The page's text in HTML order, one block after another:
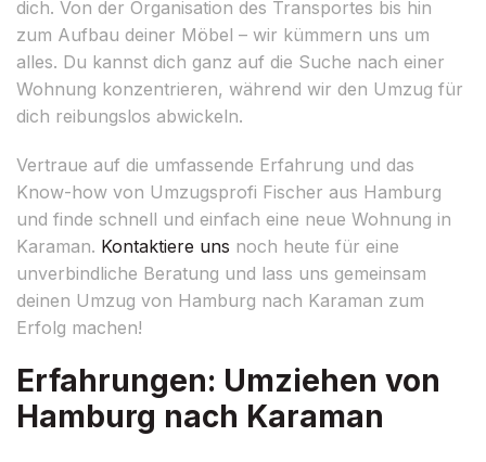
dich. Von der Organisation des Transportes bis hin
zum Aufbau deiner Möbel – wir kümmern uns um
alles. Du kannst dich ganz auf die Suche nach einer
Wohnung konzentrieren, während wir den Umzug für
dich reibungslos abwickeln.
Vertraue auf die umfassende Erfahrung und das
Know-how von Umzugsprofi Fischer aus Hamburg
und finde schnell und einfach eine neue Wohnung in
Karaman. Kontaktiere uns noch heute für eine
unverbindliche Beratung und lass uns gemeinsam
deinen Umzug von Hamburg nach Karaman zum
Erfolg machen!
Erfahrungen: Umziehen von
Hamburg nach Karaman